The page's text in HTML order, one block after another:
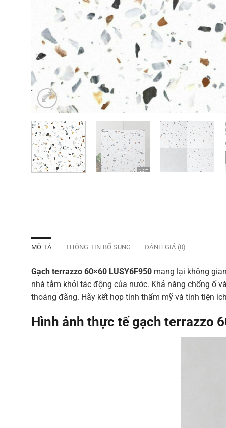
MÔ TẢ THÔNG TIN BỔ SUNG ĐÁNH GIÁ (0)
Gạch terrazzo 60×60 LUSY6F950 mang lại không
nhà tắm khỏi tác động của nước. Khả năng chống ố
thoáng đãng. Hãy kết hợp tính thẩm mỹ và tính tiện
Hình ảnh thực tế gạch terrazzo